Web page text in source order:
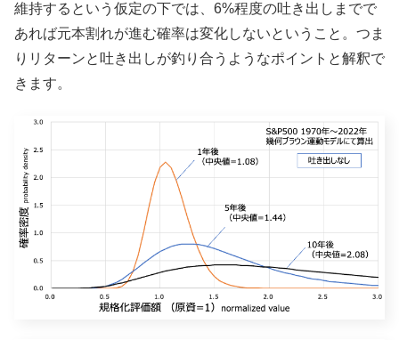
維持するという仮定の下では、6%程度の吐き出しまでで
あれば元本割れが進む確率は変化しないということ。つま
りリターンと吐き出しが釣り合うようなポイントと解釈で
きます。